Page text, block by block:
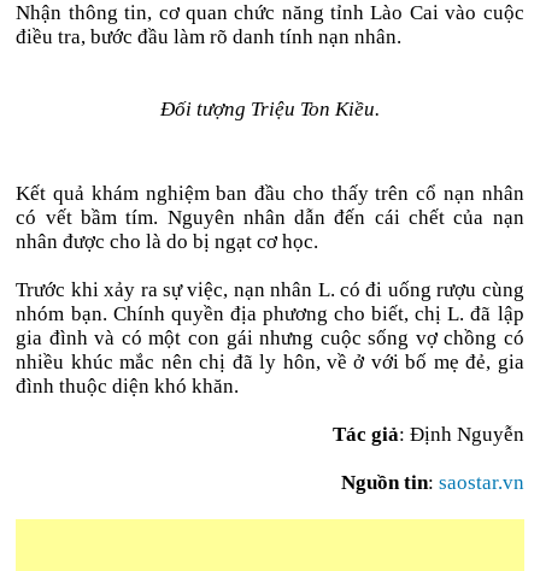
Nhận thông tin, cơ quan chức năng tỉnh Lào Cai vào cuộc
điều tra, bước đầu làm rõ danh tính nạn nhân.
Đối tượng Triệu Ton Kiều.
Kết quả khám nghiệm ban đầu cho thấy trên cổ nạn nhân
có vết bầm tím. Nguyên nhân dẫn đến cái chết của nạn
nhân được cho là do bị ngạt cơ học.
Trước khi xảy ra sự việc, nạn nhân L. có đi uống rượu cùng
nhóm bạn. Chính quyền địa phương cho biết, chị L. đã lập
gia đình và có một con gái nhưng cuộc sống vợ chồng có
nhiều khúc mắc nên chị đã ly hôn, về ở với bố mẹ đẻ, gia
đình thuộc diện khó khăn.
Tác giả: Định Nguyễn
Nguồn tin: saostar.vn